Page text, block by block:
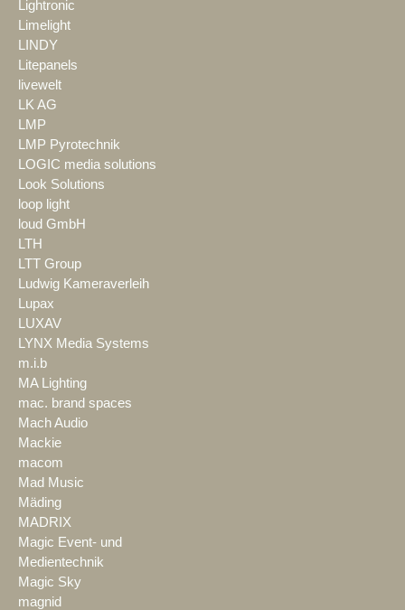
Lightronic
Limelight
LINDY
Litepanels
livewelt
LK AG
LMP
LMP Pyrotechnik
LOGIC media solutions
Look Solutions
loop light
loud GmbH
LTH
LTT Group
Ludwig Kameraverleih
Lupax
LUXAV
LYNX Media Systems
m.i.b
MA Lighting
mac. brand spaces
Mach Audio
Mackie
macom
Mad Music
Mäding
MADRIX
Magic Event- und
Medientechnik
Magic Sky
magnid